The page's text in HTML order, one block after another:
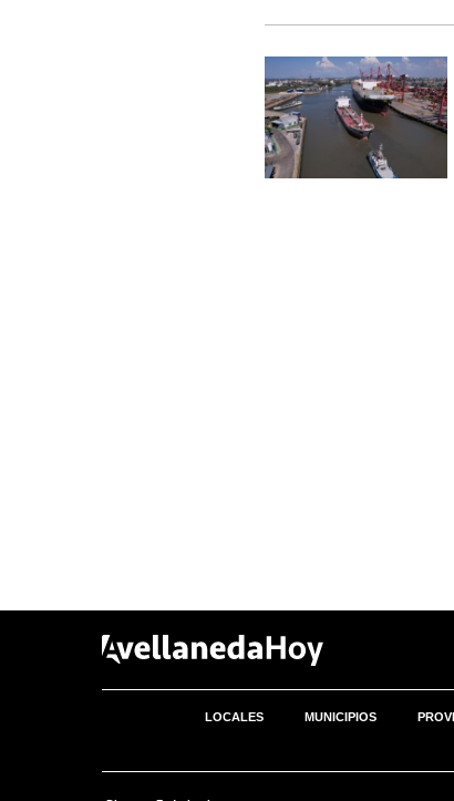
LOCALES MUNICIPIOS